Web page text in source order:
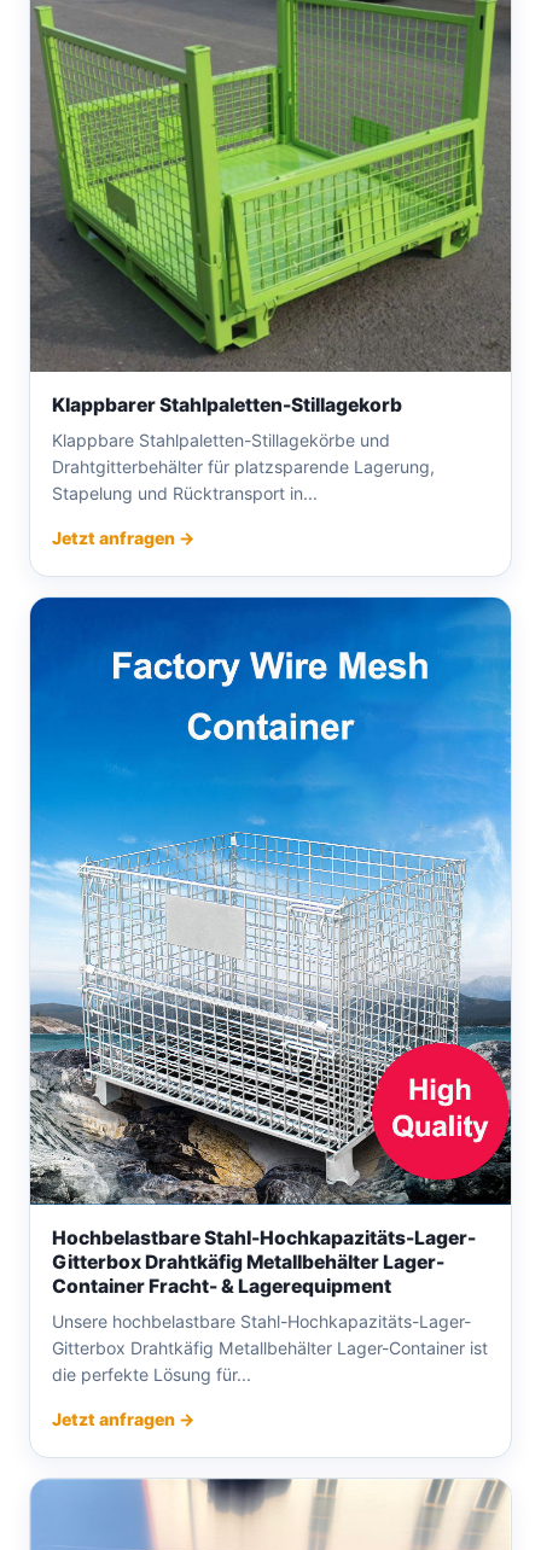
Klappbarer Stahlpaletten-Stillagekorb
Klappbare Stahlpaletten-Stillagekörbe und
Drahtgitterbehälter für platzsparende Lagerung,
Stapelung und Rücktransport in...
Jetzt anfragen →
Hochbelastbare Stahl-Hochkapazitäts-Lager-
Gitterbox Drahtkäfig Metallbehälter Lager-
Container Fracht- & Lagerequipment
Unsere hochbelastbare Stahl-Hochkapazitäts-Lager-
Gitterbox Drahtkäfig Metallbehälter Lager-Container ist
die perfekte Lösung für...
Jetzt anfragen →